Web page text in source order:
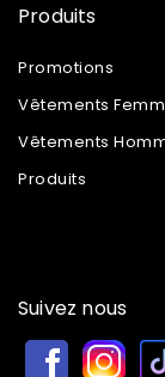
Produits
Promotions
Vêtements
Vêtements
Produits
Suivez nous